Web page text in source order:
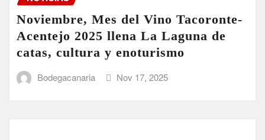
Noviembre, Mes del Vino Tacoronte-
Acentejo 2025 llena La Laguna de
catas, cultura y enoturismo
Bodegacanaria Nov 17, 2025